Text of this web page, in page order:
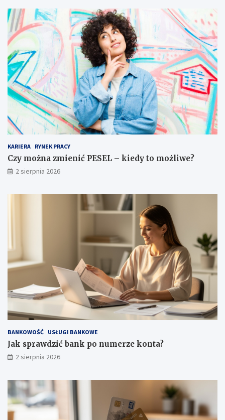
KARIERA RYNEK PRACY
Czy można zmienić PESEL – kiedy to możliwe?
2 sierpnia 2026
BANKOWOŚĆ USŁUGI BANKOWE
Jak sprawdzić bank po numerze konta?
2 sierpnia 2026